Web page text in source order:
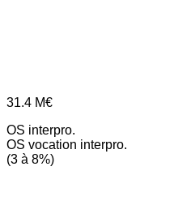
31.4 M€
OS interpro.
OS vocation interpro.
(3 à 8%)